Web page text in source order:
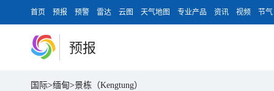
首页 预报 预警 雷达 云图 天气地图 专业产品 资讯 视频 节气
预报
国际>缅甸>景栋（Kengtung）